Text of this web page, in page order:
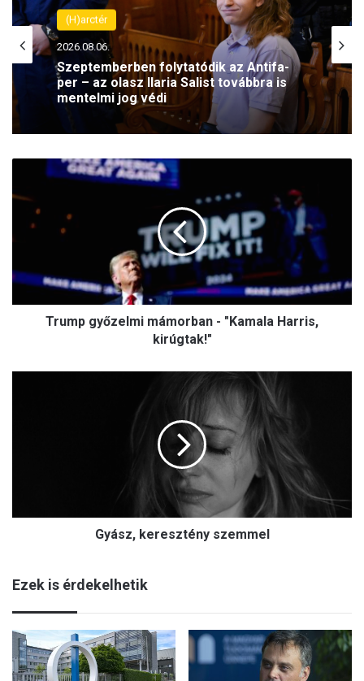
(H)arctér
2026.08.06.
Szeptemberben folytatódik az Antifa-
per – az olasz Ilaria Salist továbbra is
mentelmi jog védi
mámorban
kirúgtak!"
Trump győzelmi mámorban - "Kamala Harris,
kirúgtak!"
Gyász, keresztény szemmel
Ezek is érdekelhetik